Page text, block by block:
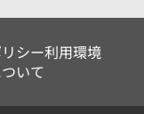
シー利用環境
いて